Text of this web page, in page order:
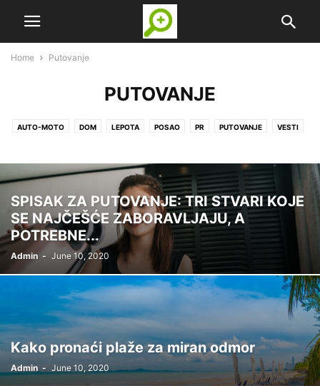
Home Putovanje
PUTOVANJE
AUTO-MOTO DOM LEPOTA POSAO PR PUTOVANJE VESTI
SPISAK ZA PUTOVANJE: TRI STVARI KOJE
SE NAJČEŠĆE ZABORAVLJAJU, A
POTREBNE...
Admin - June 10, 2020
Kako pronaći plaže za miran odmor
Admin - June 10, 2020